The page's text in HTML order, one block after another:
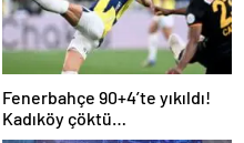
Fenerbahçe 90+4’te yıkıldı!
Kadıköy çöktü…